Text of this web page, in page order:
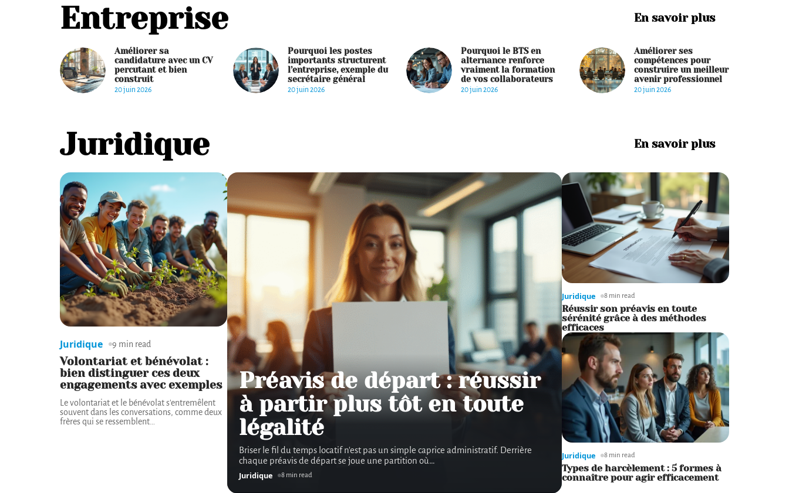
Entreprise En savoir plus
Améliorer sa
candidature avec un CV
percutant et bien
construit
20 juin 2026
Pourquoi les postes
importants structurent
l’entreprise, exemple du
secrétaire général
20 juin 2026
Pourquoi le BTS en
alternance renforce
vraiment la formation
de vos collaborateurs
20 juin 2026
Améliorer ses
compétences pour
construire un meilleur
avenir professionnel
20 juin 2026
Juridique En savoir plus
Juridique 9 min read
Volontariat et bénévolat :
bien distinguer ces deux
engagements avec exemples
Le volontariat et le bénévolat s'entremêlent
souvent dans les conversations, comme deux
frères qui se ressemblent
Préavis de départ : réussir
à partir plus tôt en toute
légalité
Briser le fil du temps locatif n'est pas un simple caprice administratif. Derrière
chaque préavis de départ se joue une partition où…
Juridique 8 min read
Juridique 8 min read
Réussir son préavis en toute
sérénité grâce à des méthodes
efficaces
Juridique 8 min read
Types de harcèlement : 5 formes à
connaître pour agir efficacement